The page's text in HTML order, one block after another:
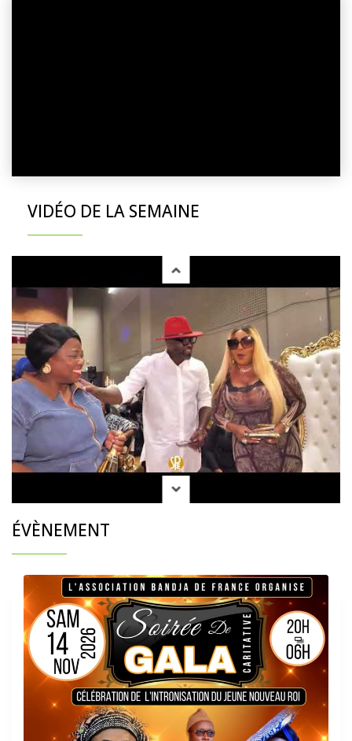
VIDÉO DE LA SEMAINE
ÉVÈNEMENT